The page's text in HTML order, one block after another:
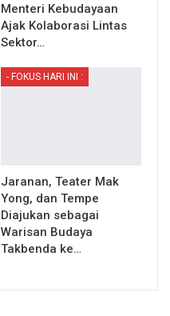
Menteri Kebudayaan
Ajak Kolaborasi Lintas
Sektor…
- FOKUS HARI INI :
Jaranan, Teater Mak
Yong, dan Tempe
Diajukan sebagai
Warisan Budaya
Takbenda ke…